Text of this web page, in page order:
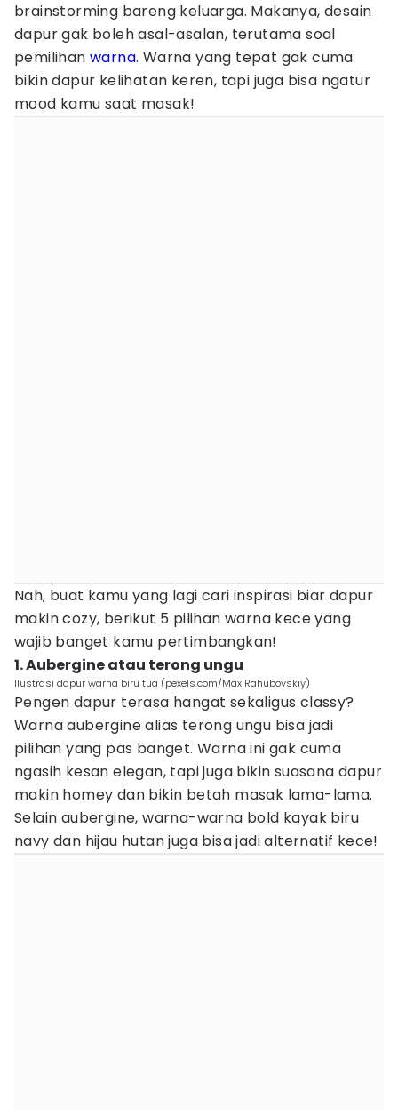
brainstorming bareng keluarga. Makanya, desain
dapur gak boleh asal-asalan, terutama soal
pemilihanwarna. Warna yang tepat gak cuma
bikin dapur kelihatan keren, tapi juga bisa ngatur
mood kamu saat masak!
Nah, buat kamu yang lagi cari inspirasi biar dapur
makin cozy, berikut 5 pilihan warna kece yang
wajib banget kamu pertimbangkan!
1. Aubergine atau terong ungu
Ilustrasi dapur warna biru tua (pexels.com/Max Rahubovskiy)
Pengen dapur terasa hangat sekaligus classy?
Warna aubergine alias terong ungu bisa jadi
pilihan yang pas banget. Warna ini gak cuma
ngasih kesan elegan, tapi juga bikin suasana dapur
makin homey dan bikin betah masak lama-lama.
Selain aubergine, warna-warna bold kayak biru
navy dan hijau hutan juga bisa jadi alternatif kece!